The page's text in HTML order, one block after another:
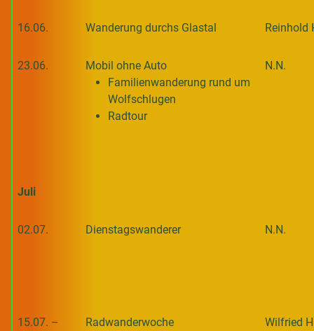
16.06. Wanderung durchs Glastal Reinhold
23.06.
Mobil ohne Auto
Familienwanderung rund um
Wolfschlugen
Radtour
N.N.
Juli
02.07. Dienstagswanderer N.N.
15.07. –
Radwanderwoche
Wilfried